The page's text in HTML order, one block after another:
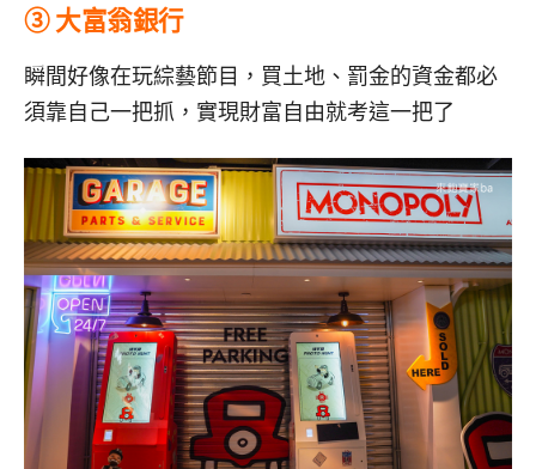
③ 大富翁銀行
瞬間好像在玩綜藝節目，買土地、罰金的資金都必
須靠自己一把抓，實現財富自由就考這一把了